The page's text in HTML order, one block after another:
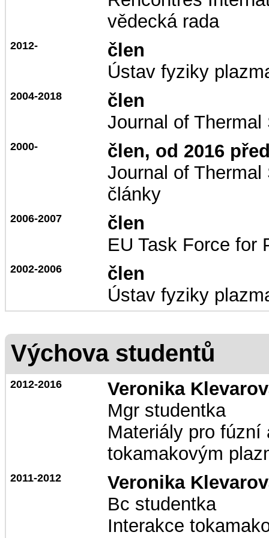
vědecká rada
2012-
člen
Ústav fyziky
2004-2018
člen
Journal of
2000-
člen, od 2016
Journal of
články
2006-2007
člen
EU Task Force for
2002-2006
člen
Ústav fyziky
Výchova studentů
2012-2016
Veronika
Mgr studentka
Materiály pro
tokamakovým
2011-2012
Veronika
Bc studentka
Interakce